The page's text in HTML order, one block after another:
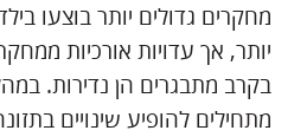
מחקרים גדולים יותר בוצעו
יותר, אך עדויות אורכיות
בקרב מתבגרים הן נדירות.
מתחילים להופיע שינויים